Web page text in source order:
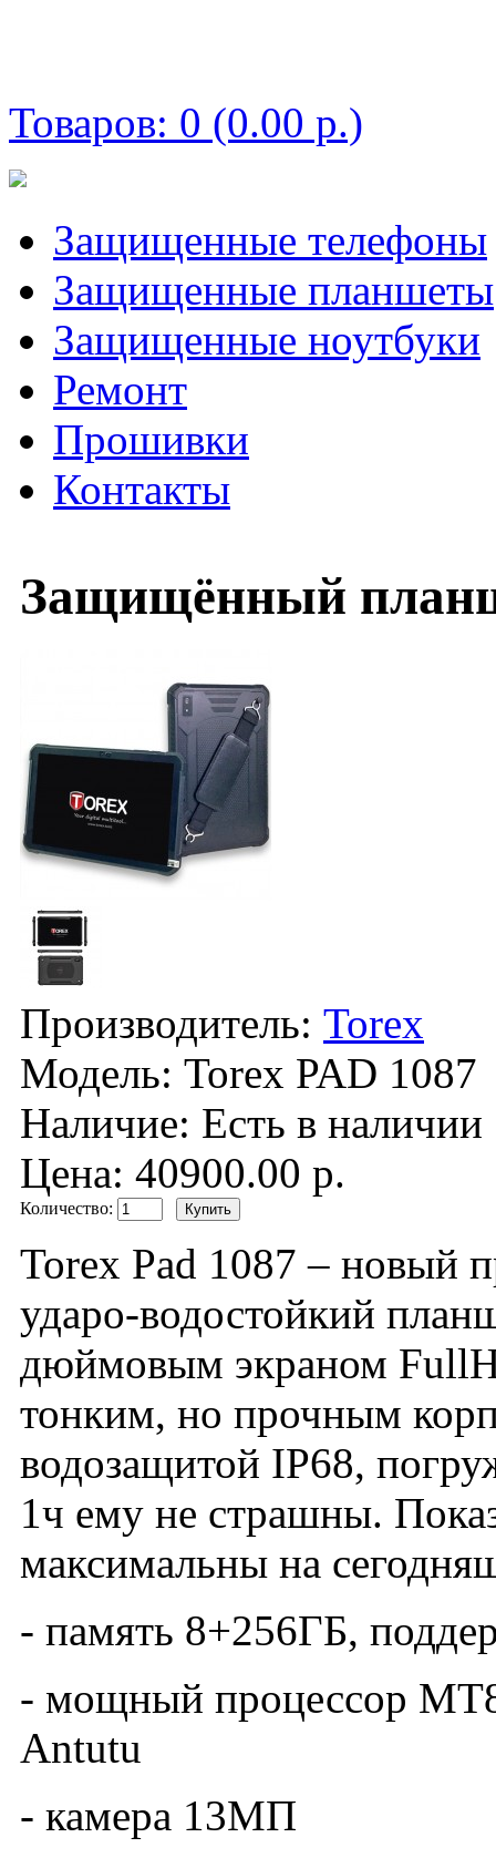
Товаров: 0 (0.00 р.)
Защищенные телефоны
Защищенные планшеты
Защищенные ноутбуки
Ремонт
Прошивки
Контакты
Защищённый
Производитель: Torex
Модель: Torex PAD 1087
Наличие: Есть в наличии
Цена: 40900.00 р.
Количество:
Torex Pad 1087 –
ударо-водостойкий
дюймовым экраном
тонким, но прочным
водозащитой IP68,
1ч ему не страшны.
максимальны на
- память 8+256ГБ,
- мощный процессор
Antutu
- камера 13МП